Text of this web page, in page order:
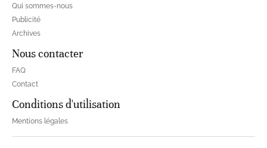
Qui sommes-nous
Publicité
Archives
Nous contacter
FAQ
Contact
Conditions d'utilisation
Mentions légales